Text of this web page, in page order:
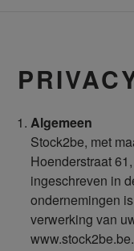
Algemeen
Stock2be, met
Hoenderstraat
ingeschreven in
ondernemingen
verwerking van
www.stock2be.be.